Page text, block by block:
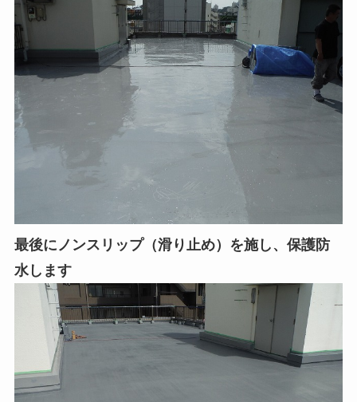
最後にノンスリップ（滑り止め）を施し、保護防
水します